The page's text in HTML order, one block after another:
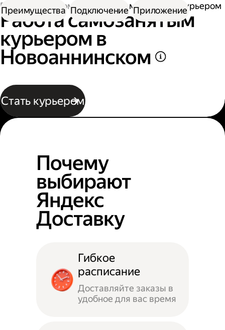
Работа курьером Работа самозанятым курьером
Работа самозанятым
курьером в
Новоаннинском
Стать курьером
Преимущества Подключение Приложение
Почему
выбирают
Яндекс
Доставку
Гибкое
расписание
Доставляйте заказы в
удобное для вас время